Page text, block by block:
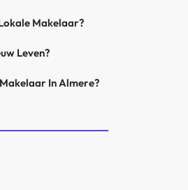
Makelaar?
Leven?
In Almere?